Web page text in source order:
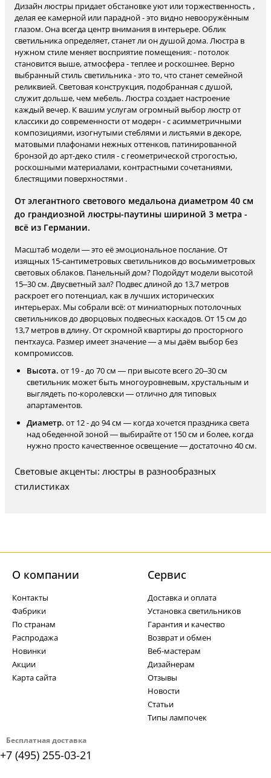
Дизайн люстры придает обстановке уют или торжественность ,
делая ее камерной или парадной - это видно невооружённым
глазом. Она всегда центр внимания в интерьере. Облик
светильника определяет, станет ли он душой дома. Люстра в
нужном стиле меняет восприятие помещения: - потолок
становится выше, атмосфера - теплее и роскошнее. Верно
выбранный стиль светильника - это то, что станет семейной
реликвией. Световая конструкция, подобранная с душой,
служит дольше, чем мебель. Люстра создает настроение
каждый вечер. К вашим услугам огромный выбор люстр от
классики до современности от модерн - с асимметричными
композициями, изогнутыми стеблями и листьями в декоре,
матовыми плафонами нежных оттенков, патинированной
бронзой до арт-деко стиля - с геометрической строгостью,
роскошными материалами, контрастными сочетаниями,
блестящими поверхностями .
От элегантного светового медальона диаметром 40 см
до грандиозной люстры-паутины шириной 3 метра -
всё из Германии.
Масштаб модели — это её эмоциональное послание. От
изящных 15-сантиметровых светильников до восьмиметровых
световых облаков. Панельный дом? Подойдут модели высотой
15–30 см. Двусветный зал? Подвес длиной до 13,7 метров
раскроет его потенциал, как в лучших исторических
интерьерах. Мы собрали всё: от миниатюрных потолочных
светильников до дворцовых подвесных каскадов. От 15 см до
13,7 метров в длину. От скромной квартиры до просторного
пентхауса. Размер имеет значение — а мы даём выбор без
компромиссов.
Высота. от 19 - до 70 см — при высоте всего 20–30 см
светильник может быть многоуровневым, хрустальным и
выглядеть по-королевски — отлично для типовых
апартаментов.
Диаметр. от 12 - до 94 см — когда хочется праздника света
над обеденной зоной — выбирайте от 150 см и более, когда
нужно просто качественное освещение — достаточно 40 см.
Световые акценты: люстры в разнообразных
стилистиках
Бесплатная доставка
+7 (495) 255-03-21
О компании
Контакты
Фабрики
По странам
Распродажа
Новинки
Акции
Карта сайта
Cервис
Доставка и оплата
Установка светильников
Гарантия и качество
Возврат и обмен
Веб-мастерам
Дизайнерам
Отзывы
Новости
Статьи
Типы лампочек